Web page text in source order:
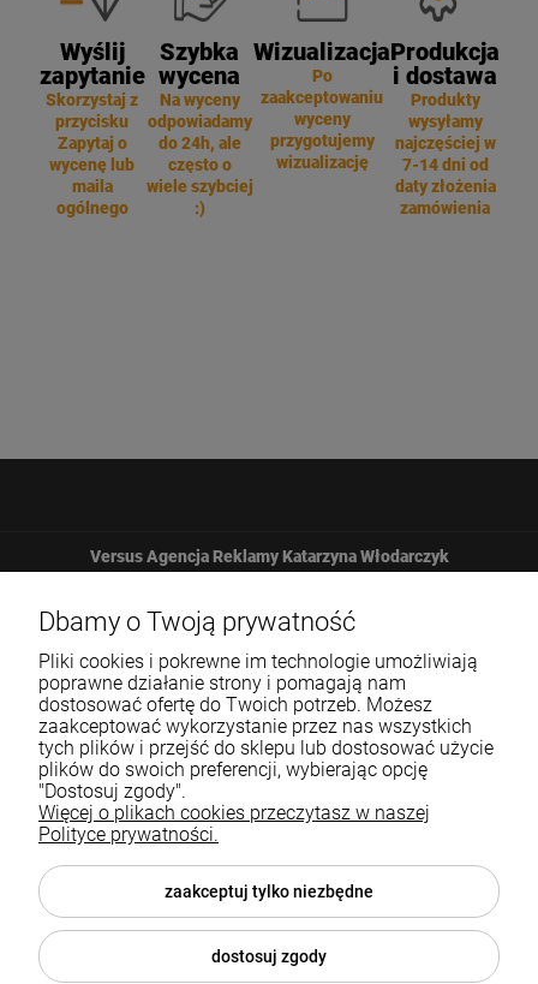
Wyślij
zapytanie
Skorzystaj z
przycisku
Zapytaj o
wycenę lub
maila
ogólnego
Szybka
wycena
Na wyceny
odpowiadamy
do 24h, ale
często o
wiele szybciej
:)
Wizualizacja
Po
zaakceptowaniu
wyceny
przygotujemy
wizualizację
Produkcja
i dostawa
Produkty
wysyłamy
najczęściej w
7-14 dni od
daty złożenia
zamówienia
Versus Agencja Reklamy Katarzyna Włodarczyk
Żbicka 161
32-065 Krzeszowice
12 307 25 82
Pomoc
Blog
O nas
Dbamy o Twoją prywatność
Pliki cookies i pokrewne im technologie umożliwiają
poprawne działanie strony i pomagają nam
dostosować ofertę do Twoich potrzeb. Możesz
zaakceptować wykorzystanie przez nas wszystkich
tych plików i przejść do sklepu lub dostosować użycie
plików do swoich preferencji, wybierając opcję
"Dostosuj zgody".
Więcej o plikach cookies przeczytasz w naszej
Polityce prywatności.
zaakceptuj tylko niezbędne
dostosuj zgody